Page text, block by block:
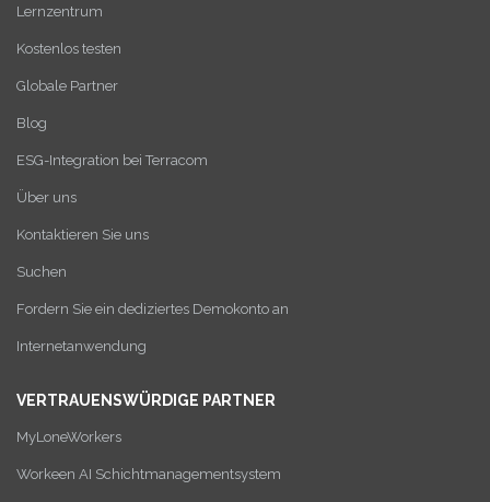
Lernzentrum
Kostenlos testen
Globale Partner
Blog
ESG-Integration bei Terracom
Über uns
Kontaktieren Sie uns
Suchen
Fordern Sie ein dediziertes Demokonto an
Internetanwendung
VERTRAUENSWÜRDIGE PARTNER
MyLoneWorkers
Workeen AI Schichtmanagementsystem